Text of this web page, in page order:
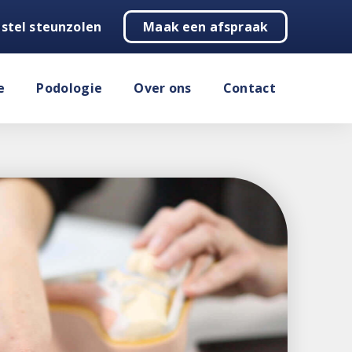
steunzolen Maak een afspraak
Podologie Over ons Contact